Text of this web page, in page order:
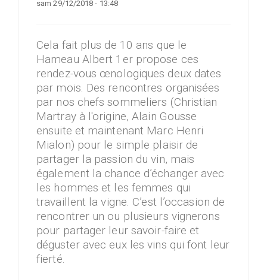
sam 29/12/2018 - 13:48
Cela fait plus de 10 ans que le
Hameau Albert 1er propose ces
rendez-vous œnologiques deux dates
par mois. Des rencontres organisées
par nos chefs sommeliers (Christian
Martray à l'origine, Alain Gousse
ensuite et maintenant Marc Henri
Mialon) pour le simple plaisir de
partager la passion du vin, mais
également la chance d’échanger avec
les hommes et les femmes qui
travaillent la vigne. C’est l’occasion de
rencontrer un ou plusieurs vignerons
pour partager leur savoir-faire et
déguster avec eux les vins qui font leur
fierté.